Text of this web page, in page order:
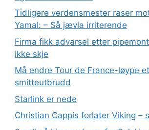
Tidligere verdensmester raser
Yamal: – Så jævla irriterende
Firma fikk advarsel etter
ikke skje
Må endre Tour de France-løype
smitteutbrudd
Starlink er nede
Christian Cappis forlater Viking –